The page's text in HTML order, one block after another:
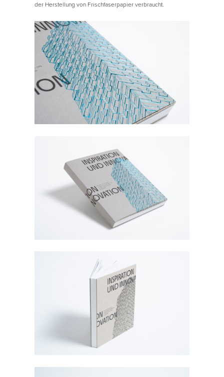
der Herstellung von Frischfaserpapier verbraucht.